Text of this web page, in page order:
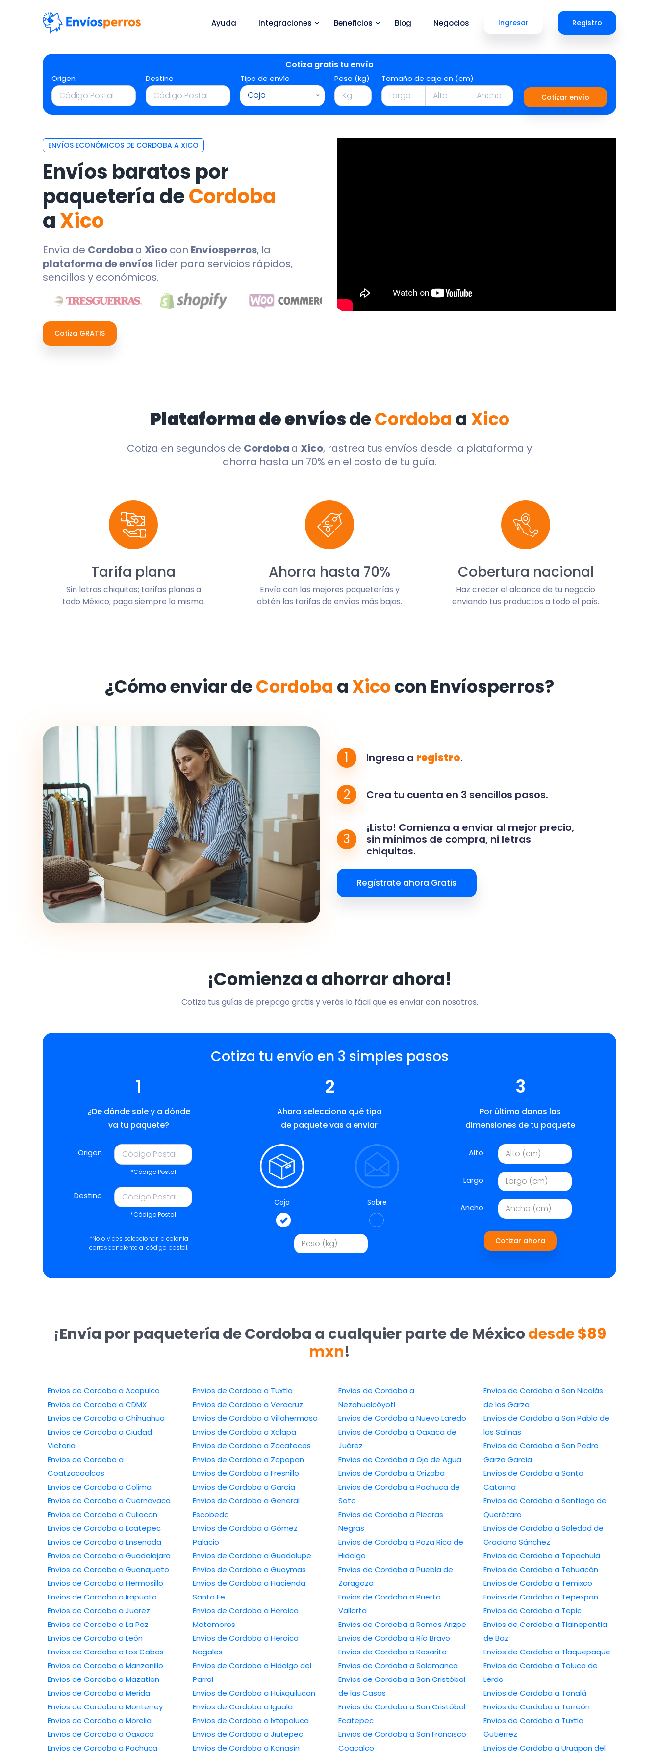
Ayuda Integraciones Beneficios Blog Negocios Ingresar Registro
Cotiza gratis tu envío
Origen Destino Tipo de envío
Caja
Peso (kg) Tamaño de caja en (cm)
Cotizar envío
ENVÍOS ECONÓMICOS DE CORDOBA A XICO
Envíos baratos por
paquetería deCordoba
aXico
Envía de Cordoba a Xico con Envíosperros, la
plataforma de envíos líder para servicios rápidos,
sencillos y económicos.
Cotiza GRATIS
Plataforma de envíosdeCordoba a Xico
Cotiza en segundos de Cordoba a Xico, rastrea tus envíos desde la plataforma y
ahorra hasta un 70% en el costo de tu guía.
Tarifa plana
Sin letras chiquitas; tarifas planas a
todo México; paga siempre lo mismo.
Ahorra hasta 70%
Envía con las mejores paqueterías y
obtén las tarifas de envíos más bajas.
Cobertura nacional
Haz crecer el alcance de tu negocio
enviando tus productos a todo el país.
¿Cómo enviar deCordoba a Xicocon Envíosperros?
1 Ingresa a registro.
2 Crea tu cuenta en 3 sencillos pasos.
3
¡Listo! Comienza a enviar al mejor precio,
sin mínimos de compra, ni letras
chiquitas.
Regístrate ahora Gratis
¡Comienza a ahorrar ahora!
Cotiza tus guías de prepago gratis y verás lo fácil que es enviar con nosotros.
Cotiza tu envío en 3 simples pasos
1
¿De dónde sale y a dónde
va tu paquete?
Origen
*Código Postal
Destino
*Código Postal
*No olvides seleccionar la colonia
correspondiente al código postal.
2
Ahora selecciona qué tipo
de paquete vas a enviar
Caja Sobre
3
Por último danos las
dimensiones de tu paquete
Alto
Largo
Ancho
Cotizar ahora
¡Envía por paquetería de Cordoba a cualquier parte de Méxicodesde $89
mxn!
Envíos de Cordoba a Acapulco
Envíos de Cordoba a CDMX
Envíos de Cordoba a Chihuahua
Envíos de Cordoba a Ciudad
Victoria
Envíos de Cordoba a
Coatzacoalcos
Envíos de Cordoba a Colima
Envíos de Cordoba a Cuernavaca
Envíos de Cordoba a Culiacan
Envíos de Cordoba a Ecatepec
Envíos de Cordoba a Ensenada
Envíos de Cordoba a Guadalajara
Envíos de Cordoba a Guanajuato
Envíos de Cordoba a Hermosillo
Envíos de Cordoba a Irapuato
Envíos de Cordoba a Juarez
Envíos de Cordoba a La Paz
Envíos de Cordoba a León
Envíos de Cordoba a Los Cabos
Envíos de Cordoba a Manzanillo
Envíos de Cordoba a Mazatlan
Envíos de Cordoba a Merida
Envíos de Cordoba a Monterrey
Envíos de Cordoba a Morelia
Envíos de Cordoba a Oaxaca
Envíos de Cordoba a Pachuca
Envíos de Cordoba a Tuxtla
Envíos de Cordoba a Veracruz
Envíos de Cordoba a Villahermosa
Envíos de Cordoba a Xalapa
Envíos de Cordoba a Zacatecas
Envíos de Cordoba a Zapopan
Envíos de Cordoba a Fresnillo
Envíos de Cordoba a García
Envíos de Cordoba a General
Escobedo
Envíos de Cordoba a Gómez
Palacio
Envíos de Cordoba a Guadalupe
Envíos de Cordoba a Guaymas
Envíos de Cordoba a Hacienda
Santa Fe
Envíos de Cordoba a Heroica
Matamoros
Envíos de Cordoba a Heroica
Nogales
Envíos de Cordoba a Hidalgo del
Parral
Envíos de Cordoba a Huixquilucan
Envíos de Cordoba a Iguala
Envíos de Cordoba a Ixtapaluca
Envíos de Cordoba a Jiutepec
Envíos de Cordoba a Kanasín
Envíos de Cordoba a
Nezahualcóyotl
Envíos de Cordoba a Nuevo Laredo
Envíos de Cordoba a Oaxaca de
Juárez
Envíos de Cordoba a Ojo de Agua
Envíos de Cordoba a Orizaba
Envíos de Cordoba a Pachuca de
Soto
Envíos de Cordoba a Piedras
Negras
Envíos de Cordoba a Poza Rica de
Hidalgo
Envíos de Cordoba a Puebla de
Zaragoza
Envíos de Cordoba a Puerto
Vallarta
Envíos de Cordoba a Ramos Arizpe
Envíos de Cordoba a Río Bravo
Envíos de Cordoba a Rosarito
Envíos de Cordoba a Salamanca
Envíos de Cordoba a San Cristóbal
de las Casas
Envíos de Cordoba a San Cristóbal
Ecatepec
Envíos de Cordoba a San Francisco
Coacalco
Envíos de Cordoba a San Nicolás
de los Garza
Envíos de Cordoba a San Pablo de
las Salinas
Envíos de Cordoba a San Pedro
Garza García
Envíos de Cordoba a Santa
Catarina
Envíos de Cordoba a Santiago de
Querétaro
Envíos de Cordoba a Soledad de
Graciano Sánchez
Envíos de Cordoba a Tapachula
Envíos de Cordoba a Tehuacán
Envíos de Cordoba a Temixco
Envíos de Cordoba a Tepexpan
Envíos de Cordoba a Tepic
Envíos de Cordoba a Tlalnepantla
de Baz
Envíos de Cordoba a Tlaquepaque
Envíos de Cordoba a Toluca de
Lerdo
Envíos de Cordoba a Tonalá
Envíos de Cordoba a Torreón
Envíos de Cordoba a Tuxtla
Gutiérrez
Envíos de Cordoba a Uruapan del